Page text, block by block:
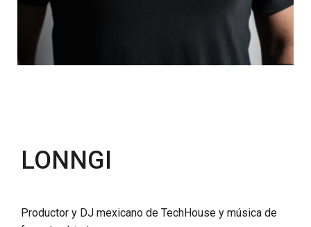
LONNGI
Productor y DJ mexicano de TechHouse y música de